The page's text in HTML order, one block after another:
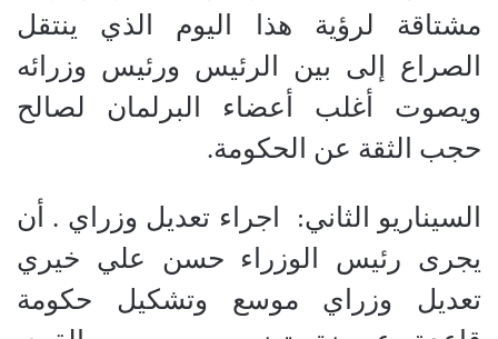
مشتاقة لرؤية هذا اليوم الذي ينتقل
الصراع إلى بين الرئيس ورئيس وزرائه
ويصوت أغلب أعضاء البرلمان لصالح
حجب الثقة عن الحكومة.
السيناريو الثاني:
اجراء تعديل وزراي . أن
يجرى رئيس الوزراء حسن علي خيري
تعديل وزراي موسع وتشكيل حكومة